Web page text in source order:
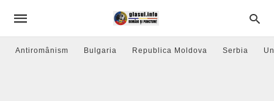
Antiromânism Bulgaria Republica Moldova Serbia